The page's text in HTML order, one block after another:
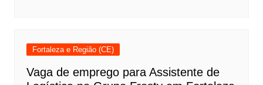
Fortaleza e Região (CE)
Vaga de emprego para Assistente de